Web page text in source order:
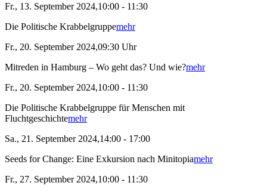
Fr., 13. September 2024,10:00 - 11:30
Die Politische Krabbelgruppemehr
Fr., 20. September 2024,09:30 Uhr
Mitreden in Hamburg – Wo geht das? Und wie?mehr
Fr., 20. September 2024,10:00 - 11:30
Die Politische Krabbelgruppe für Menschen mit
Fluchtgeschichtemehr
Sa., 21. September 2024,14:00 - 17:00
Seeds for Change: Eine Exkursion nach Minitopiamehr
Fr., 27. September 2024,10:00 - 11:30